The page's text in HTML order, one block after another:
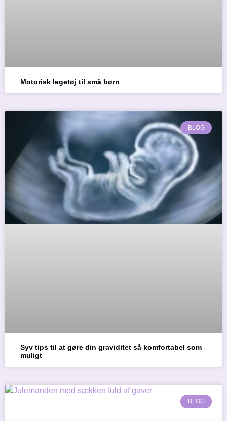
Motorisk legetøj til små børn
BLOG
Syv tips til at gøre din graviditet så komfortabel som
muligt
BLOG